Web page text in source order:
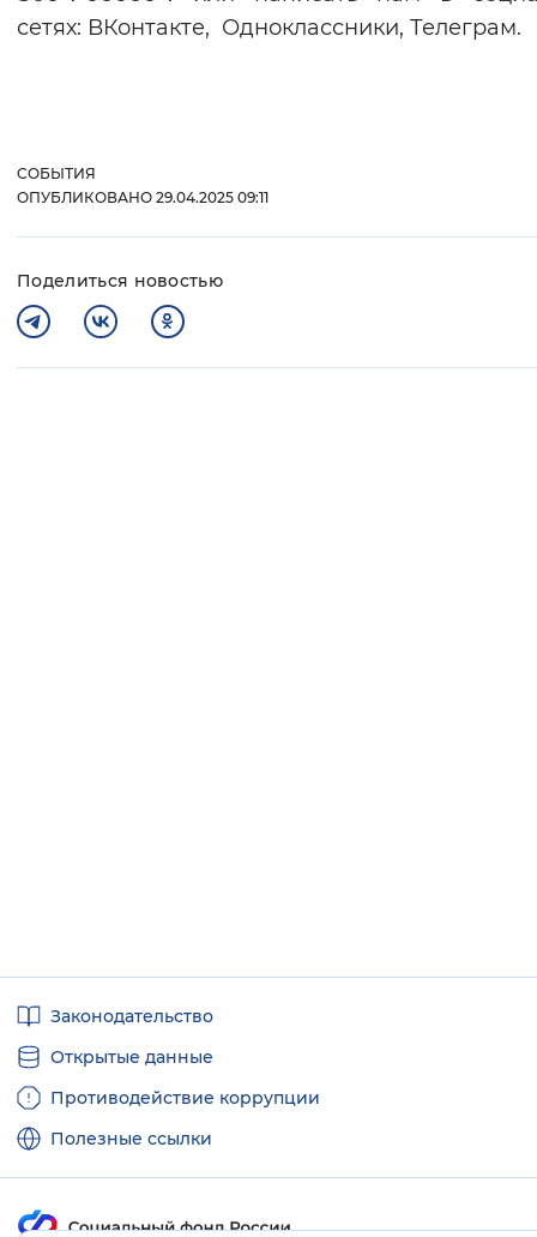
сетях: ВКонтакте, Одноклассники, Телеграм.
СОБЫТИЯ
ОПУБЛИКОВАНО 29.04.2025 09:11
Поделиться новостью
ссылкиЗаконодательство
Открытые данные
Противодействие коррупции
Полезные ссылки